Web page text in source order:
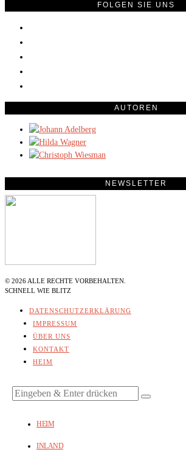
FOLGEN SIE UNS
AUTOREN
NEWSLETTER
© 2026 ALLE RECHTE VORBEHALTEN.
SCHNELL WIE BLITZ
DATENSCHUTZERKLÄRUNG
IMPRESSUM
ÜBER UNS
KONTAKT
HEIM
HEIM
INLAND